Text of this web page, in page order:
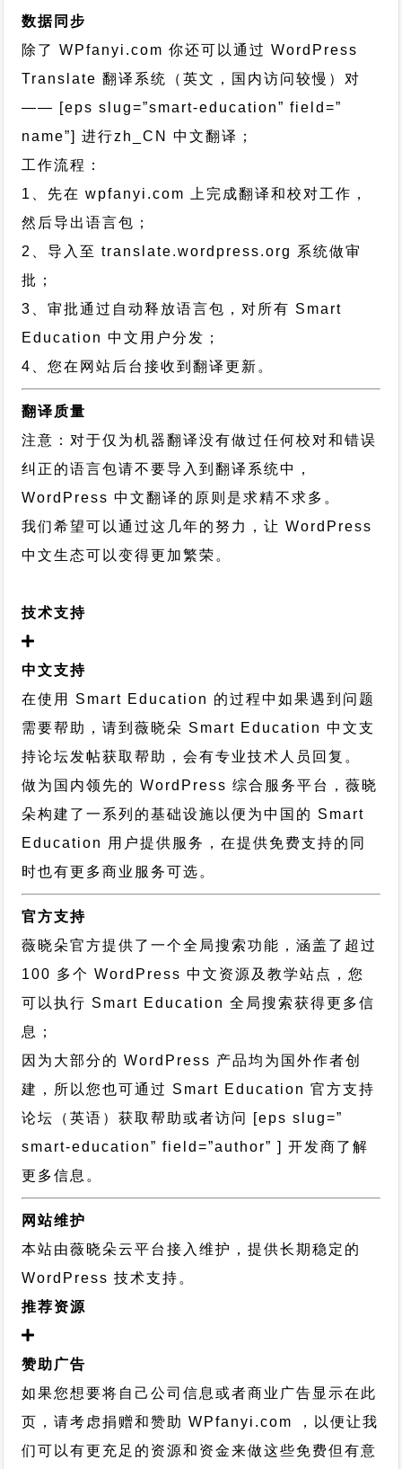
数据同步
除了 WPfanyi.com 你还可以通过WordPress
Translate 翻译系统（英文，国内访问较慢）对
—— [eps slug=”smart-education” field=”
name”]进行zh_CN
中文翻译；
工作流程：
1、先在 wpfanyi.com 上完成翻译和校对工作，
然后导出语言包；
2、导入至 translate.wordpress.org 系统做审
批；
3、审批通过自动释放语言包，对所有 Smart
Education 中文用户分发；
4、您在网站后台接收到翻译更新。
翻译质量
注意：对于仅为机器翻译没有做过任何校对和错误
纠正的语言包请不要导入到翻译系统中，
WordPress 中文翻译的原则 是求精不求多。
我们希望可以通过这几年的努力，让 WordPress
中文生态可以变得更加繁荣。
技术支持
中文支持
在使用 Smart Education 的过程中如果遇到问题
需要帮助，请到薇晓朵 Smart Education 中文支
持论坛发帖获取帮助，会有专业技术人员回复。
做为国内领先的 WordPress 综合服务平台，薇晓
朵构建了一系列的基础设施以便为中国的 Smart
Education 用户提供服务，在提供免费支持的同
时也有更多商业服务可选。
官方支持
薇晓朵官方提供了一个全局搜索功能，涵盖了超过
100 多个 WordPress 中文资源及教学站点，您
可以执行 Smart Education 全局搜索获得更多信
息；
因为大部分的 WordPress 产品均为国外作者创
建，所以您也可通过 Smart Education 官方支持
论坛
（英语）获取帮助或者访问 [eps slug=”
smart-education” field=”author” ] 开发商了解
更多信息。
网站维护
本站由薇晓朵云平台接入维护，提供长期稳定的
WordPress 技术支持 。
推荐资源
赞助广告
如果您想要将自己公司信息或者商业广告显示在此
页，请考虑捐赠和赞助 WPfanyi.com ，以便让我
们可以有更充足的资源和资金来做这些免费但有意